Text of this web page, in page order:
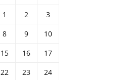
1 2
3
8 9
10
15 16
17
22 23
24